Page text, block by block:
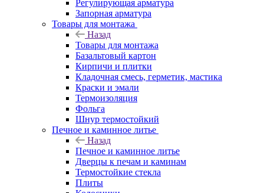
Регулирующая арматура
Запорная арматура
Товары для монтажа
Назад
Товары для монтажа
Базальтовый картон
Кирпичи и плитки
Кладочная смесь, герметик, мастика
Краски и эмали
Термоизоляция
Фольга
Шнур термостойкий
Печное и каминное литье
Назад
Печное и каминное литье
Дверцы к печам и каминам
Термостойкие стекла
Плиты